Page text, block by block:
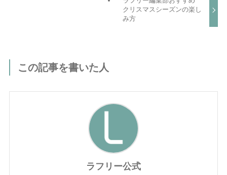
クリスマスシーズンの楽し
み方
この記事を書いた人
ラフリー公式